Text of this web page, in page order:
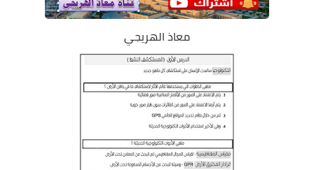
معاذ الهريجي